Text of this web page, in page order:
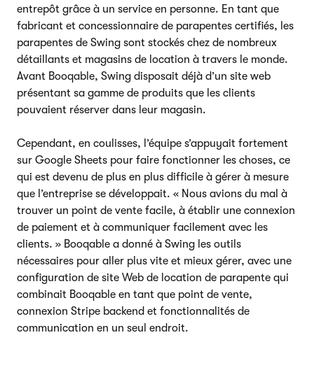
entrepôt grâce à un service en personne. En tant que
fabricant et concessionnaire de parapentes certifiés, les
parapentes de Swing sont stockés chez de nombreux
détaillants et magasins de location à travers le monde.
Avant Booqable, Swing disposait déjà d’un site web
présentant sa gamme de produits que les clients
pouvaient réserver dans leur magasin.
Cependant, en coulisses, l’équipe s’appuyait fortement
sur Google Sheets pour faire fonctionner les choses, ce
qui est devenu de plus en plus difficile à gérer à mesure
que l’entreprise se développait. « Nous avions du mal à
trouver un point de vente facile, à établir une connexion
de paiement et à communiquer facilement avec les
clients. » Booqable a donné à Swing les outils
nécessaires pour aller plus vite et mieux gérer, avec une
configuration de site Web de location de parapente qui
combinait Booqable en tant que point de vente,
connexion Stripe backend et fonctionnalités de
communication en un seul endroit.